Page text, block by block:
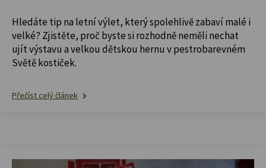
Hledáte tip na letní výlet, který spolehlivě zabaví malé i
velké? Zjistěte, proč byste si rozhodně neměli nechat
ujít výstavu a velkou dětskou hernu v pestrobarevném
Světě kostiček.
Přečíst celý článek